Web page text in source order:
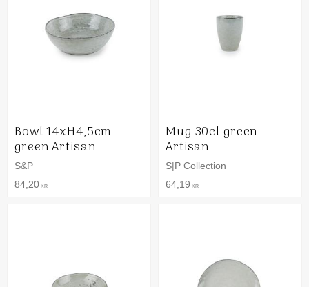
Bowl 14xH4,5cm
green Artisan
S&P
84,20 KR
Mug 30cl green
Artisan
S|P Collection
64,19 KR